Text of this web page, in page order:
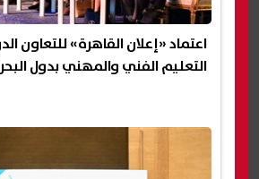
اعتماد «إعلان القاهرة» للتعاون
التعليم الفني والمهني بدول